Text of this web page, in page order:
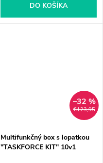
DO KOŠÍKA
€123,95
–32 %
Multifunkčný box s lopatkou
"TASKFORCE KIT" 10v1